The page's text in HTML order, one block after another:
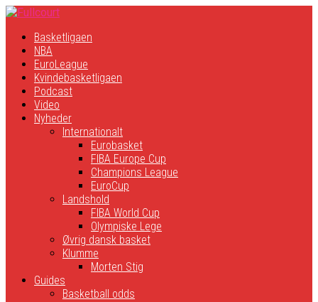
Basketligaen
NBA
EuroLeague
Kvindebasketligaen
Podcast
Video
Nyheder
Internationalt
Eurobasket
FIBA Europe Cup
Champions League
EuroCup
Landshold
FIBA World Cup
Olympiske Lege
Øvrig dansk basket
Klumme
Morten Stig
Guides
Basketball odds